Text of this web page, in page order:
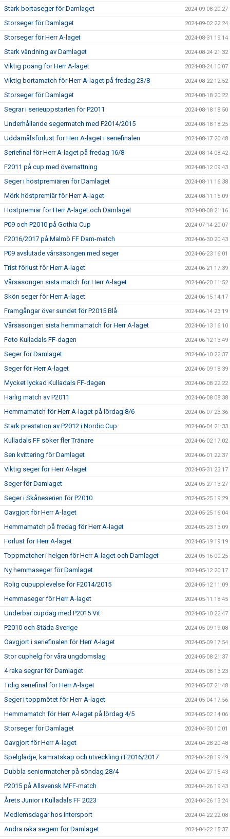
Stark bortaseger för Damlaget 2024-09-08 20:27
Storseger för Damlaget 2024-09-02 22:24
Storseger för Herr A-laget 2024-08-31 19:14
Stark vändning av Damlaget 2024-08-24 21:32
Viktig poäng för Herr A-laget 2024-08-24 10:07
Viktig bortamatch för Herr A-laget på fredag 23/8 2024-08-22 12:52
Storseger för Damlaget 2024-08-18 20:22
Segrar i serieuppstarten för P2011 2024-08-18 18:50
Underhållande segermatch med F2014/2015 2024-08-18 18:25
Uddamålsförlust för Herr A-laget i seriefinalen 2024-08-17 20:48
Seriefinal för Herr A-laget på fredag 16/8 2024-08-14 08:42
F2011 på cup med övernattning 2024-08-12 09:43
Seger i höstpremiären för Damlaget 2024-08-11 16:38
Mörk höstpremiär för Herr A-laget 2024-08-11 15:09
Höstpremiär för Herr A-laget och Damlaget 2024-08-08 21:16
P09 och P2010 på Gothia Cup 2024-07-14 20:07
F2016/2017 på Malmö FF Dam-match 2024-06-30 20:43
P09 avslutade vårsäsongen med seger 2024-06-23 16:01
Trist förlust för Herr A-laget 2024-06-21 17:39
Vårsäsongen sista match för Herr A-laget 2024-06-20 11:52
Skön seger för Herr A-laget 2024-06-15 14:17
Framgångar över sundet för P2015 Blå 2024-06-14 23:19
Vårsäsongen sista hemmamatch för Herr A-laget 2024-06-13 16:10
Foto Kulladals FF-dagen 2024-06-12 13:49
Seger för Damlaget 2024-06-10 22:37
Seger för Herr A-laget 2024-06-09 18:39
Mycket lyckad Kulladals FF-dagen 2024-06-08 22:22
Härlig match av P2011 2024-06-08 08:38
Hemmamatch för Herr A-laget på lördag 8/6 2024-06-07 23:36
Stark prestation av P2012 i Nordic Cup 2024-06-04 21:33
Kulladals FF söker fler Tränare 2024-06-02 17:02
Sen kvittering för Damlaget 2024-06-01 22:37
Viktig seger för Herr A-laget 2024-05-31 23:17
Seger för Damlaget 2024-05-27 13:27
Seger i Skåneserien för P2010 2024-05-25 19:29
Oavgjort för Herr A-laget 2024-05-25 16:04
Hemmamatch på fredag för Herr A-laget 2024-05-23 13:09
Förlust för Herr A-laget 2024-05-19 19:19
Toppmatcher i helgen för Herr A-laget och Damlaget 2024-05-16 00:25
Ny hemmaseger för Damlaget 2024-05-12 20:17
Rolig cupupplevelse för F2014/2015 2024-05-12 11:09
Hemmaseger för Herr A-laget 2024-05-11 18:45
Underbar cupdag med P2015 Vit 2024-05-10 22:47
P2010 och Städa Sverige 2024-05-09 19:08
Oavgjort i seriefinalen för Herr A-laget 2024-05-09 17:54
Stor cuphelg för våra ungdomslag 2024-05-08 21:37
4 raka segrar för Damlaget 2024-05-08 13:23
Tidig seriefinal för Herr A-laget 2024-05-07 21:48
Seger i toppmötet för Herr A-laget 2024-05-04 17:56
Hemmamatch för Herr A-laget på lördag 4/5 2024-05-02 14:06
Storseger för Damlaget 2024-04-30 10:01
Oavgjort för Herr A-laget 2024-04-28 20:48
Spelglädje, kamratskap och utveckling i F2016/2017 2024-04-28 19:49
Dubbla seniormatcher på söndag 28/4 2024-04-27 15:43
P2015 på Allsvensk MFF-match 2024-04-26 19:43
Årets Junior i Kulladals FF 2023 2024-04-26 13:24
Medlemsdagar hos Intersport 2024-04-22 22:08
Andra raka segern för Damlaget 2024-04-22 15:37